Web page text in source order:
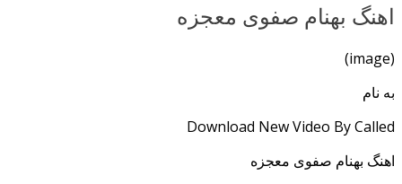
اهنگ بهنام صفوی معجزه
(image)
به نام
Download New Video By Called
اهنگ بهنام صفوی معجزه